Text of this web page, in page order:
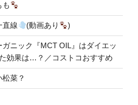
も
直線 (動画あり )
ニック『MCT OIL』はダイエッ
効果は…？／コストコおすすめ
菜？